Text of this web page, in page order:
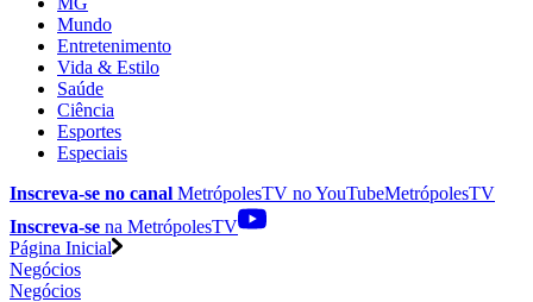
Mundo
Entretenimento
Vida & Estilo
Saúde
Ciência
Esportes
Especiais
Inscreva-se no canal MetrópolesTV noYouTubeMetrópolesTV
Inscreva-se na MetrópolesTV
Página Inicial
Negócios
Negócios